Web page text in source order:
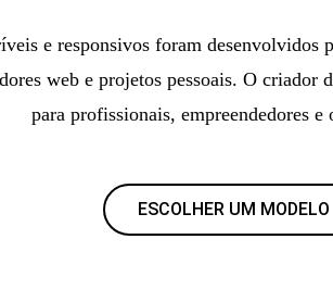
e responsivos foram desenvolvidos
web e projetos pessoais. O criador
para profissionais, empreendedores e
ESCOLHER UM MODELO